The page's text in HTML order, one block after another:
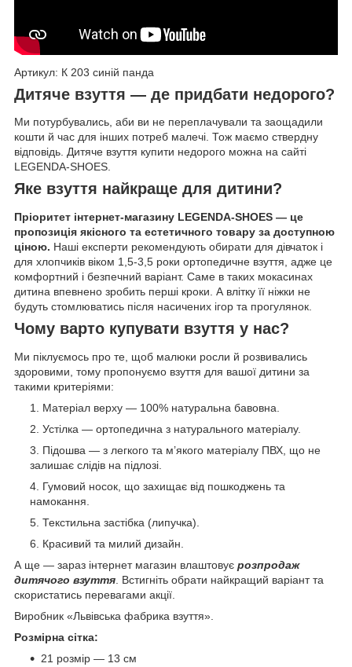
Артикул: К 203 синій панда
Дитяче взуття — де придбати недорого?
Ми потурбувались, аби ви не переплачували та заощадили
кошти й час для інших потреб малечі. Тож маємо ствердну
відповідь. Дитяче взуття купити недорого можна на сайті
LEGENDA-SHOES.
Яке взуття найкраще для дитини?
Пріоритет інтернет-магазину LEGENDA-SHOES — це
пропозиція якісного та естетичного товару за доступною
ціною. Наші експерти рекомендують обирати для дівчаток і
для хлопчиків віком 1,5-3,5 роки ортопедичне взуття, адже це
комфортний і безпечний варіант. Саме в таких мокасинах
дитина впевнено зробить перші кроки. А влітку її ніжки не
будуть стомлюватись після насичених ігор та прогулянок.
Чому варто купувати взуття у нас?
Ми піклуємось про те, щоб малюки росли й розвивались
здоровими, тому пропонуємо взуття для вашої дитини за
такими критеріями:
Матеріал верху — 100% натуральна бавовна.
Устілка — ортопедична з натурального матеріалу.
Підошва — з легкого та м’якого матеріалу ПВХ, що не
залишає слідів на підлозі.
Гумовий носок, що захищає від пошкоджень та
намокання.
Текстильна застібка (липучка).
Красивий та милий дизайн.
А ще — зараз інтернет магазин влаштовує розпродаж
дитячого взуття . Встигніть обрати найкращий варіант та
скористатись перевагами акції.
Виробник «Львівська фабрика взуття».
Розмірна сітка:
21 розмір — 13 см